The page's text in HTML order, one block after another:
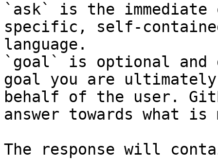
`ask` is the
specific, self-
language.
`goal` is optional and
goal you are
behalf of the user.
answer towards what
The response will